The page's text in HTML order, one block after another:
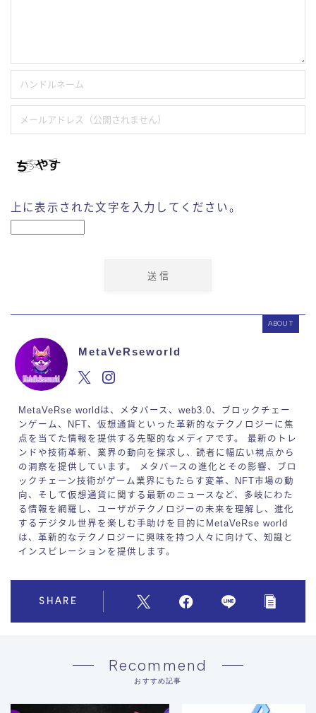
上に表示された文字を入力してください。
ABOUT
MetaVeRseworld
MetaVeRse worldは、メタバース、web3.0、ブロックチェー
ンゲーム、NFT、仮想通貨といった革新的なテクノロジーに焦
点を当てた情報を提供する先駆的なメディアです。 最新のトレ
ンドや技術革新、業界の動向を探求し、読者に幅広い視点から
の洞察を提供しています。 メタバースの進化とその影響、ブロ
ックチェーン技術がゲーム業界にもたらす変革、NFT市場の動
向、そして仮想通貨に関する最新のニュースなど、多岐にわた
る情報を網羅し、ユーザがテクノロジーの未来を理解し、進化
するデジタル世界を楽しむ手助けを目的にMetaVeRse world
は、革新的なテクノロジーに興味を持つ人々に向けて、知識と
インスピレーションを提供します。
SHARE
Recommend
おすすめ記事